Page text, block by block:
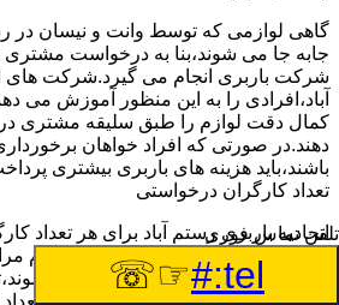
گاهی لوازمی که توسط وانت و نیسان در
جابه جا می شوند،بنا به درخواست مشتری
شرکت باربری انجام می گیرد.شرکت های
آباد،افرادی را به این منظور آموزش می
کمال دقت لوازم را طبق سلیقه مشتری
دهند.در صورتی که افراد خواهان
باشند،باید هزینه های باربری بیشتری
تعداد کارگران درخواستی
اتحادیه باربری رستم آباد برای هر تعداد
ثابتی را اعلام خواهد کرد.مشتری هنگام
توجه به تعداد لوازمی که باید جابه جا
به شرکت اعلام خواهد کرد.با توجه به تعداد
تلفن تماس فوری
tel:#
☞☏